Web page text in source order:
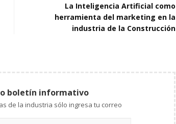
La Inteligencia Artificial como
herramienta del marketing en la
industria de la Construcción
boletín informativo
Mantente al tanto de las noticias de la industria sólo ingresa tu correo